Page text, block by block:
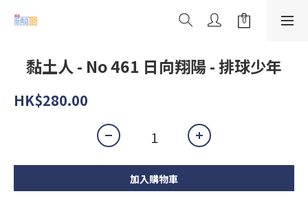
黏土人 - No 461 日向翔陽 - 排球少年
HK$280.00
加入購物車